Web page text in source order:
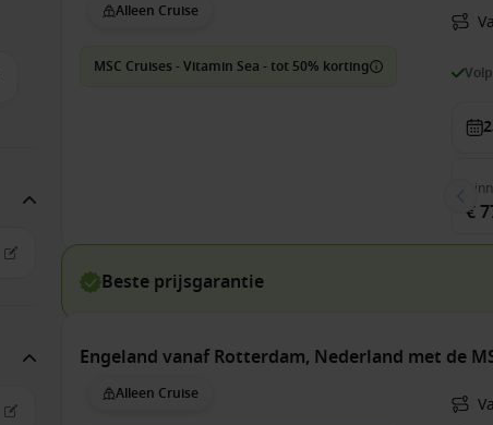
Alleen Cruise
MSC Cruises - Vitamin Sea - tot 50% korting
€
Beste prijsgarantie
Engeland vanaf Rotterdam, Nederland met de
Alleen Cruise